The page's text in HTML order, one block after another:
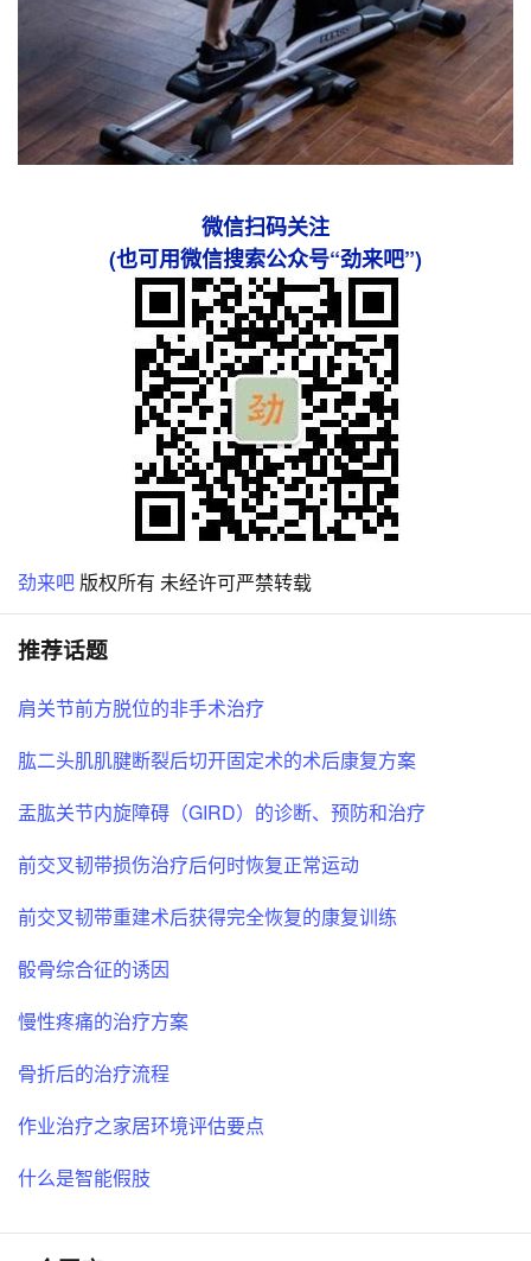
微信扫码关注
(也可用微信搜索公众号“劲来吧”)
劲来吧 版权所有 未经许可严禁转载
推荐话题
肩关节前方脱位的非手术治疗
肱二头肌肌腱断裂后切开固定术的术后康复方案
盂肱关节内旋障碍（GIRD）的诊断、预防和治疗
前交叉韧带损伤治疗后何时恢复正常运动
前交叉韧带重建术后获得完全恢复的康复训练
骰骨综合征的诱因
慢性疼痛的治疗方案
骨折后的治疗流程
作业治疗之家居环境评估要点
什么是智能假肢